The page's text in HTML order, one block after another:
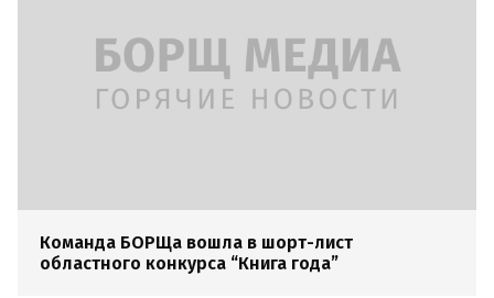
Команда БОРЩа вошла в шорт-лист
областного конкурса “Книга года”